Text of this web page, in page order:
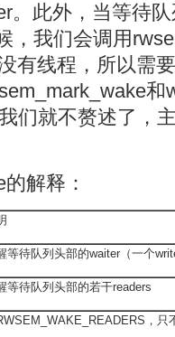
。此外，当等待
，我们会调用
有线程，所以需
和
们就不赘述了，
解释：
等待队列头部的waiter（一个
等待队列头部的若干readers
，只